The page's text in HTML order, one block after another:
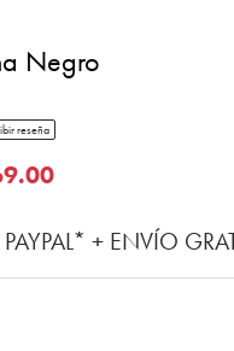
Negro
cliente
rating
reseña
de
+ ENVÍO